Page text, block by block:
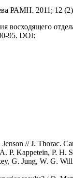
РАМН. 2011; 12
восходящего
95. DOI:
// J. Thorac.
Kappetein, P. H.
G. Jung, W. G.